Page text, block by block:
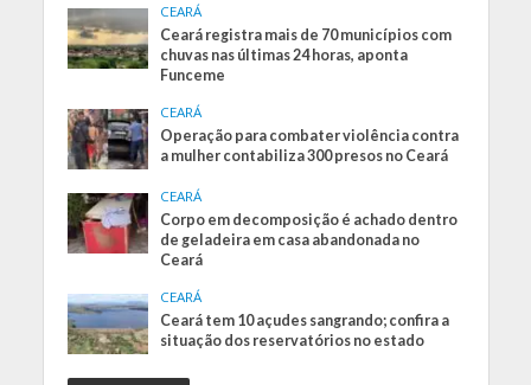
CEARÁ
Ceará registra mais de 70 municípios com
chuvas nas últimas 24 horas, aponta
Funceme
CEARÁ
Operação para combater violência contra
a mulher contabiliza 300 presos no Ceará
CEARÁ
Corpo em decomposição é achado dentro
de geladeira em casa abandonada no
Ceará
CEARÁ
Ceará tem 10 açudes sangrando; confira a
situação dos reservatórios no estado